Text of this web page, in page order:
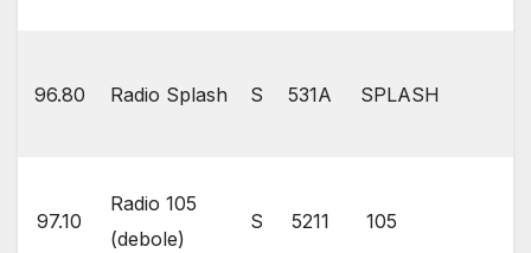
96.80 Radio Splash S 531A SPLASH
97.10
Radio 105
(debole)
S 5211 105